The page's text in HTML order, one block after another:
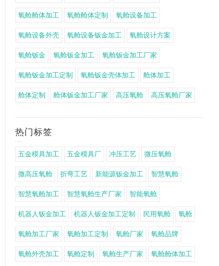
氧舱舱体加工 氧舱舱体定制 氧舱设备加工
氧舱设备外壳 氧舱设备钣金加工 氧舱设计方案
氧舱钣金 氧舱钣金加工 氧舱钣金加工厂家
氧舱钣金加工定制 氧舱钣金壳体加工 舱体加工
舱体定制 舱体钣金加工厂家 高压氧舱 高压氧舱厂家
热门标签
五金模具加工 五金模具厂 冲压工艺 微压氧舱
微高压氧舱 折弯工艺 新能源钣金加工 智慧氧舱
智慧氧舱加工 智慧氧舱生产厂家 智能氧舱
机器人钣金加工 机器人钣金加工定制 民用氧舱 氧舱
氧舱加工厂家 氧舱加工定制 氧舱厂家 氧舱品牌
氧舱外壳加工 氧舱定制 氧舱生产厂家 氧舱舱体加工